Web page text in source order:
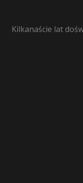
Kilkanaście lat